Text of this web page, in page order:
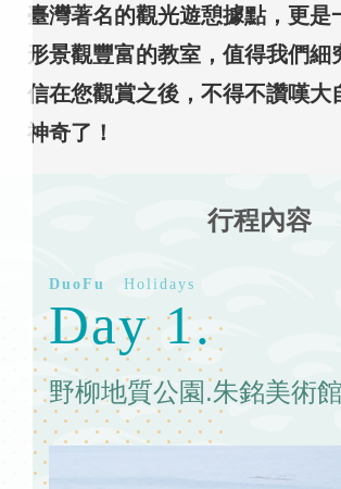
臺灣著名的觀光遊憩據點，更是
形景觀豐富的教室，值得我們細
信在您觀賞之後，不得不讚嘆大
神奇了！
行程內容
Day 1.
野柳地質公園.朱銘美術